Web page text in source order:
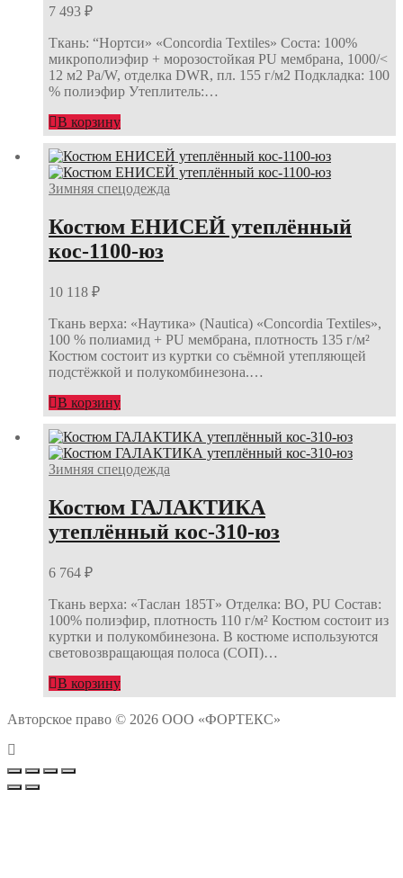
7 493 ₽
Ткань: “Нортси» «Concordia Textiles» Соста: 100%
микрополиэфир + морозостойкая PU мембрана, 1000/<
12 м2 Ра/W, отделка DWR, пл. 155 г/м2 Подкладка: 100
% полиэфир Утеплитель:…
В корзину
Зимняя спецодежда
Костюм ЕНИСЕЙ утеплённый
кос-1100-юз
10 118 ₽
Ткань верха: «Наутика» (Nautica) «Concordia Textiles»,
100 % полиамид + PU мембрана, плотность 135 г/м²
Костюм состоит из куртки со съёмной утепляющей
подстёжкой и полукомбинезона.…
В корзину
Зимняя спецодежда
Костюм ГАЛАКТИКА
утеплённый кос-310-юз
6 764 ₽
Ткань верха: «Таслан 185Т» Отделка: ВО, PU Состав:
100% полиэфир, плотность 110 г/м² Костюм состоит из
куртки и полукомбинезона. В костюме используются
световозвращающая полоса (СОП)…
В корзину
Авторское право © 2026 ООО «ФОРТЕКС»